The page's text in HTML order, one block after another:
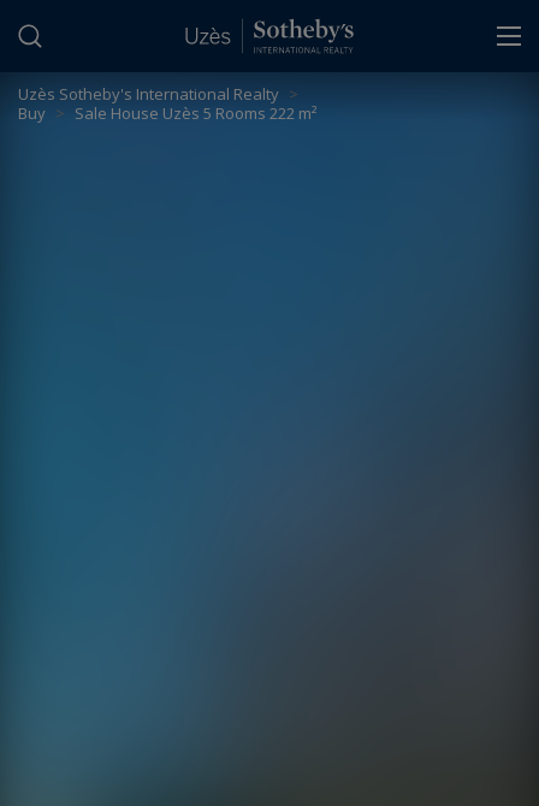
Uzès Sotheby's International Realty >
Buy > Sale House Uzès 5 Rooms 222 m²